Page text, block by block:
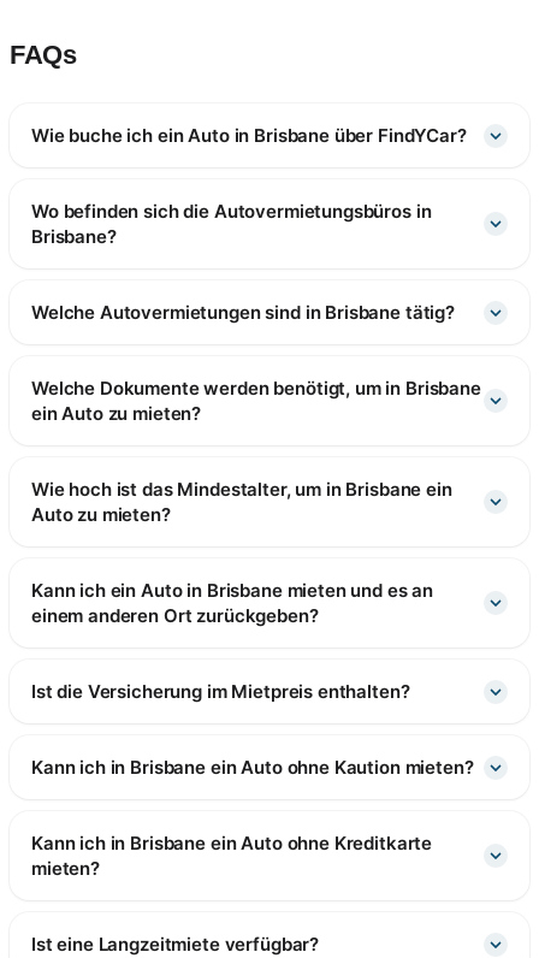
FAQs
Wie buche ich ein Auto in Brisbane über FindYCar?
Wo befinden sich die Autovermietungsbüros in
Brisbane?
Welche Autovermietungen sind in Brisbane tätig?
Welche Dokumente werden benötigt, um in Brisbane
ein Auto zu mieten?
Wie hoch ist das Mindestalter, um in Brisbane ein
Auto zu mieten?
Kann ich ein Auto in Brisbane mieten und es an
einem anderen Ort zurückgeben?
Ist die Versicherung im Mietpreis enthalten?
Kann ich in Brisbane ein Auto ohne Kaution mieten?
Kann ich in Brisbane ein Auto ohne Kreditkarte
mieten?
Ist eine Langzeitmiete verfügbar?